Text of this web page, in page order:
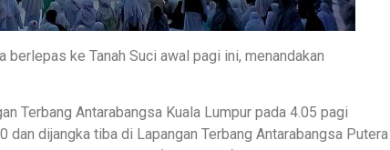
berlepas ke Tanah Suci awal pagi ini, menandakan
Terbang Antarabangsa Kuala Lumpur pada 4.05 pagi
dijangka tiba di Lapangan Terbang Antarabangsa Putera